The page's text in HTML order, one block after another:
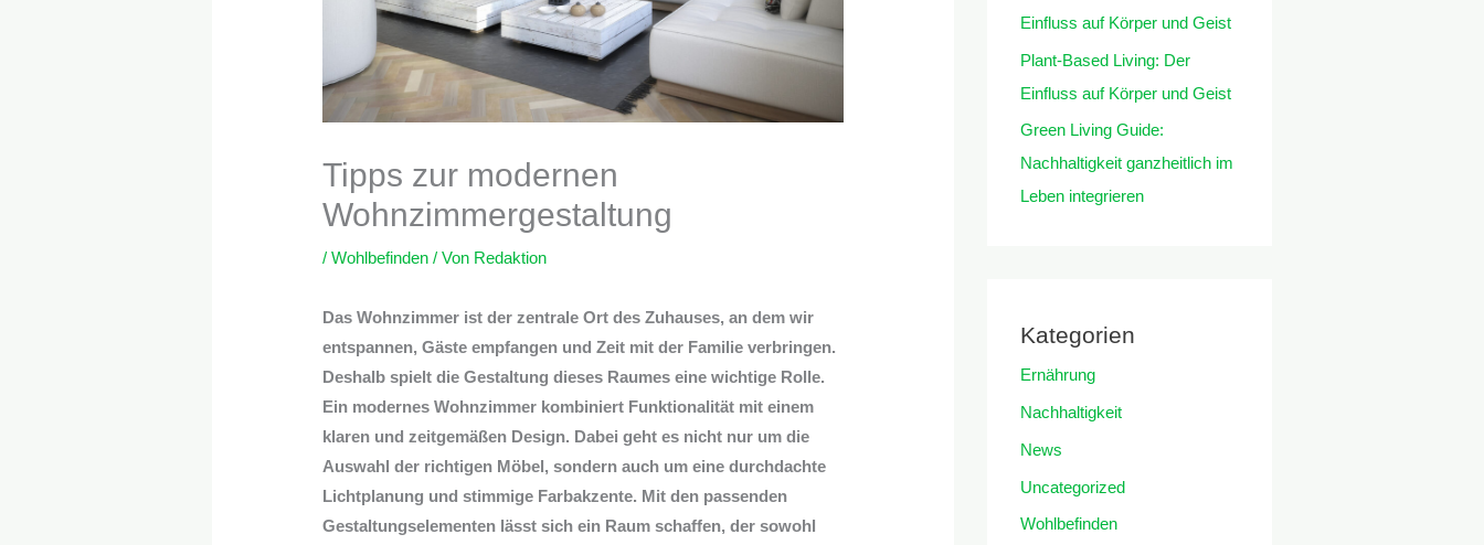
Tipps zur modernen
Wohnzimmergestaltung
/Wohlbefinden / Von Redaktion
Das Wohnzimmer ist der zentrale Ort des Zuhauses, an dem wir
entspannen, Gäste empfangen und Zeit mit der Familie verbringen.
Deshalb spielt die Gestaltung dieses Raumes eine wichtige Rolle.
Ein modernes Wohnzimmer kombiniert Funktionalität mit einem
klaren und zeitgemäßen Design. Dabei geht es nicht nur um die
Auswahl der richtigen Möbel, sondern auch um eine durchdachte
Lichtplanung und stimmige Farbakzente. Mit den passenden
Gestaltungselementen lässt sich ein Raum schaffen, der sowohl
Einfluss auf Körper und Geist
Plant-Based Living: Der
Einfluss auf Körper und Geist
Green Living Guide:
Nachhaltigkeit ganzheitlich im
Leben integrieren
Kategorien
Ernährung
Nachhaltigkeit
News
Uncategorized
Wohlbefinden